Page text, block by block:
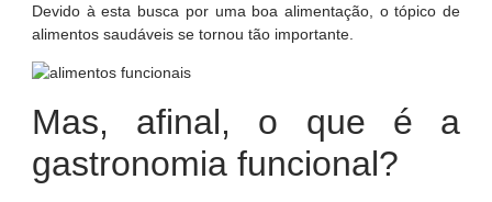
Devido à esta busca por uma boa alimentação, o tópico de
alimentos saudáveis se tornou tão importante.
Mas, afinal, o que é a
gastronomia funcional?